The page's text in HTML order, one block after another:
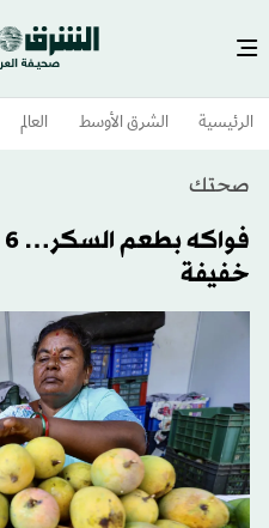
الرئيسية الشرق الأوسط​ العالم
صحتك
خفيفة